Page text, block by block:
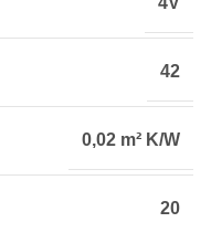
42
0,02 m² K/W
20